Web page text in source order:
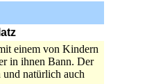
einem von Kindern
in ihnen Bann. Der
natürlich auch